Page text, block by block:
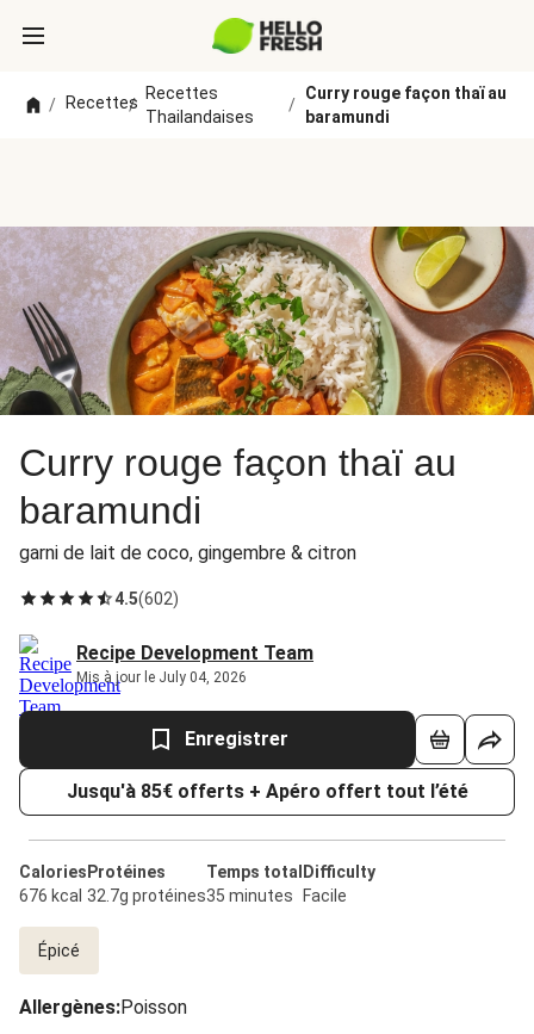
/ Recettes
/
Recettes
Thailandaises
/
Curry rouge façon thaï au
baramundi
Curry rouge façon thaï au
baramundi
garni de lait de coco, gingembre & citron
4.5(602)
Recipe Development Team
Mis à jour le July 04, 2026
Enregistrer
Jusqu'à 85€ offerts + Apéro offert tout l’été
Calories
676 kcal
Protéines
32.7g protéines
Temps total
35 minutes
Difficulty
Facile
Épicé
Allergènes:Poisson